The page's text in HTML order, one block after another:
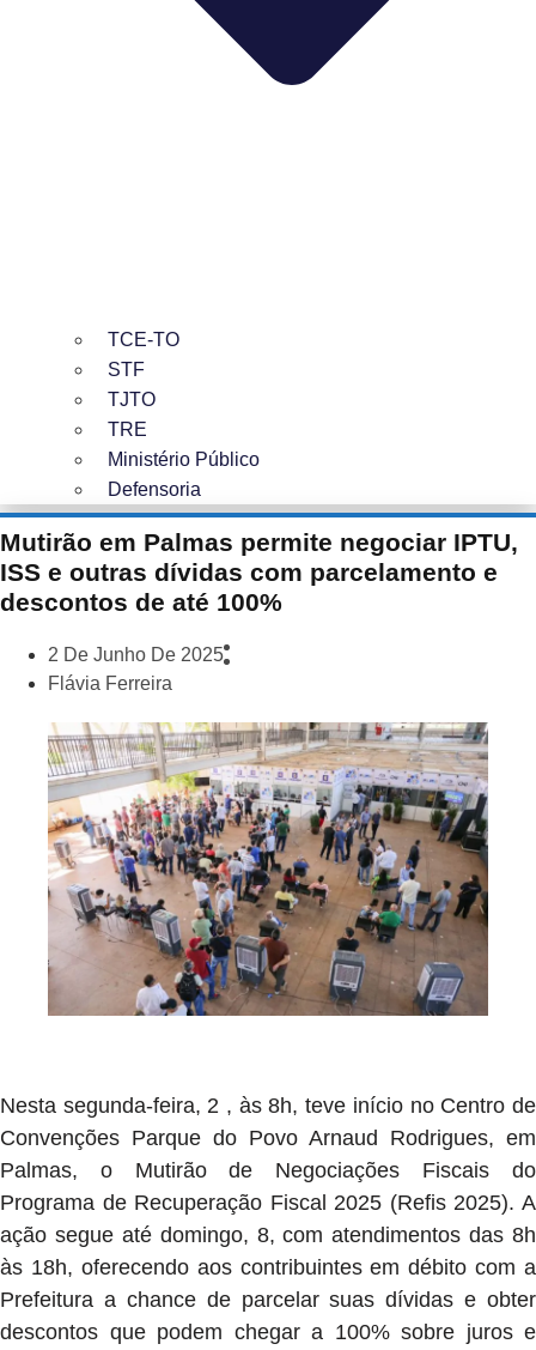
TCE-TO
STF
TJTO
TRE
Ministério Público
Defensoria
Mutirão em Palmas permite negociar IPTU,
ISS e outras dívidas com parcelamento e
descontos de até 100%
2 De Junho De 2025
Flávia Ferreira
Nesta segunda-feira, 2 , às 8h, teve início no Centro de
Convenções Parque do Povo Arnaud Rodrigues, em
Palmas, o Mutirão de Negociações Fiscais do
Programa de Recuperação Fiscal 2025 (Refis 2025). A
ação segue até domingo, 8, com atendimentos das 8h
às 18h, oferecendo aos contribuintes em débito com a
Prefeitura a chance de parcelar suas dívidas e obter
descontos que podem chegar a 100% sobre juros e